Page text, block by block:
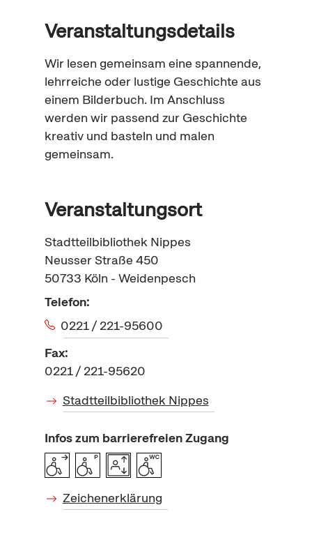
Veranstaltungsdetails
Wir lesen gemeinsam eine spannende,
lehrreiche oder lustige Geschichte aus
einem Bilderbuch. Im Anschluss
werden wir passend zur Geschichte
kreativ und basteln und malen
gemeinsam.
Veranstaltungsort
Stadtteilbibliothek Nippes
Neusser Straße 450
50733 Köln - Weidenpesch
Telefon:
0221 / 221-95600
Fax:
0221 / 221-95620
Stadtteilbibliothek Nippes
Infos zum barrierefreien Zugang
Zeichenerklärung